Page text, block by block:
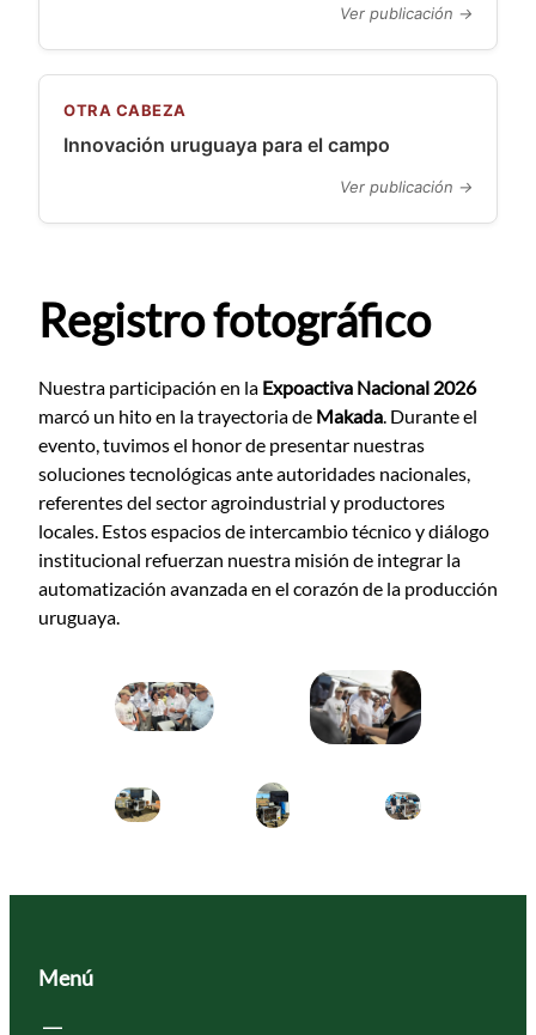
Ver publicación →
OTRA CABEZA
Innovación uruguaya para el campo
Ver publicación →
Registro fotográfico
Nuestra participación en la Expoactiva Nacional 2026
marcó un hito en la trayectoria de Makada . Durante el
evento, tuvimos el honor de presentar nuestras
soluciones tecnológicas ante autoridades nacionales,
referentes del sector agroindustrial y productores
locales. Estos espacios de intercambio técnico y diálogo
institucional refuerzan nuestra misión de integrar la
automatización avanzada en el corazón de la producción
uruguaya.
Menú